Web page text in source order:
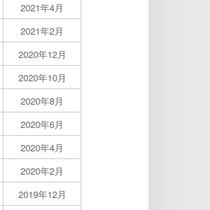
2021年4月
2021年2月
2020年12月
2020年10月
2020年8月
2020年6月
2020年4月
2020年2月
2019年12月